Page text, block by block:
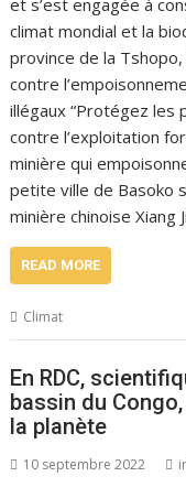
et s’est engagée à
climat mondial et la
province de la
contre
illégaux “Protégez les
contre l’exploitation
minière qui
petite ville de Basoko
minière chinoise Xiang
READ MORE
Climat
En RDC,
bassin du
la planète
10 septembre 2022